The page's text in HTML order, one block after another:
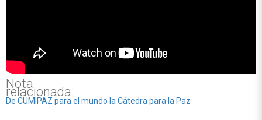
Nota
relacionada:
De CUMIPAZ para el mundo la Cátedra para la Paz